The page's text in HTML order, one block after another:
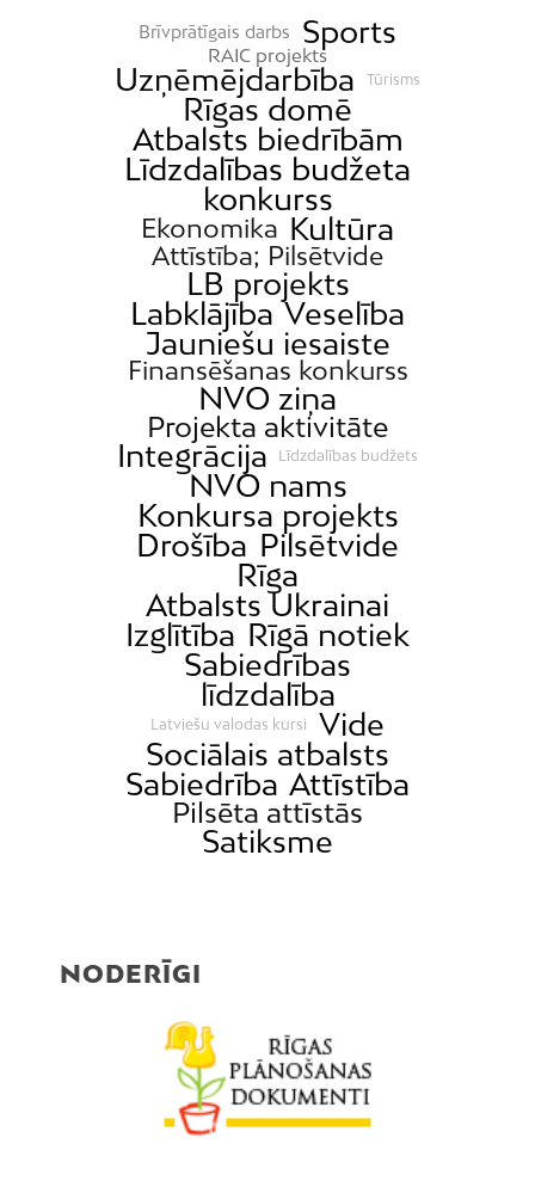
Brīvprātīgais darbs Sports
RAIC projekts
Uzņēmējdarbība Tūrisms
Rīgas domē
Atbalsts biedrībām
Līdzdalības budžeta
konkurss
Ekonomika Kultūra
Attīstība; Pilsētvide
LB projekts
Labklājība Veselība
Jauniešu iesaiste
Finansēšanas konkurss
NVO ziņa
Projekta aktivitāte
Integrācija Līdzdalības budžets
NVO nams
Konkursa projekts
Drošība Pilsētvide
Rīga
Atbalsts Ukrainai
Izglītība Rīgā notiek
Sabiedrības
līdzdalība
Latviešu valodas kursi
Vide
Sociālais atbalsts
Sabiedrība Attīstība
Pilsēta attīstās
Satiksme
NODERĪGI